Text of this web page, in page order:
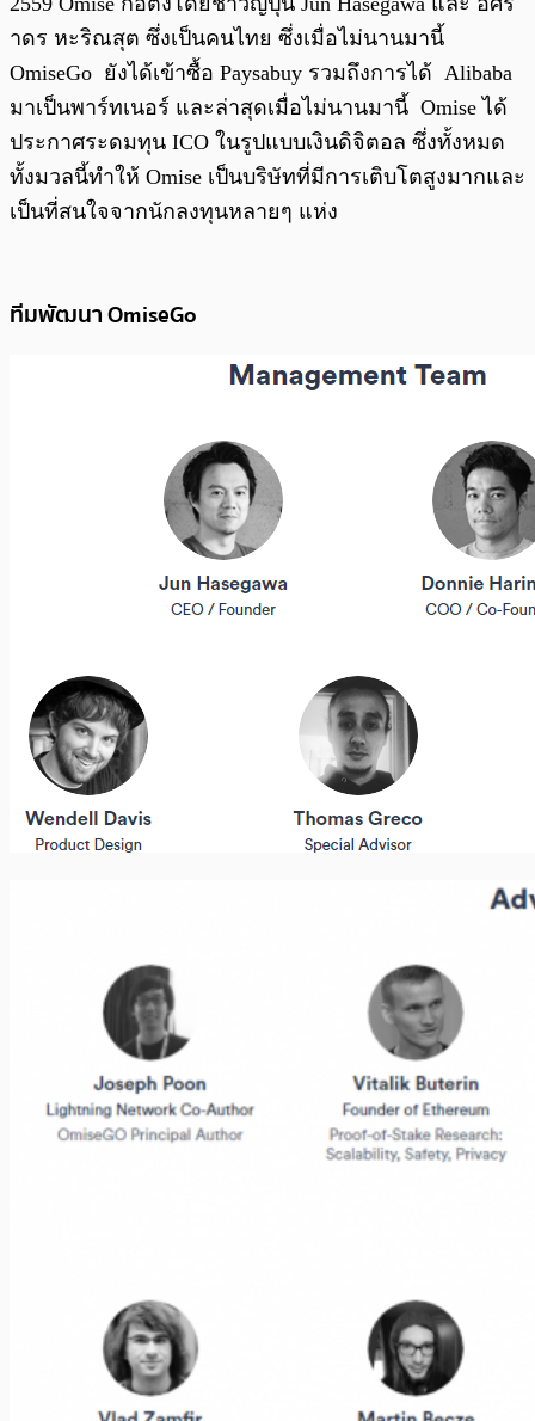
าดร หะริณสุต ซึ่งเป็นคนไทย ซึ่งเมื่อไม่นานมานี้
OmiseGo ยังได้เข้าซื้อ Paysabuy รวมถึงการได้ Alibaba
มาเป็นพาร์ทเนอร์ และล่าสุดเมื่อไม่นานมานี้ Omise ได้
ประกาศระดมทุน ICO ในรูปแบบเงินดิจิตอล ซึ่งทั้งหมด
ทั้งมวลนี้ทำให้ Omise เป็นบริษัทที่มีการเติบโตสูงมากและ
เป็นที่สนใจจากนักลงทุนหลายๆ แห่ง
ทีมพัฒนา OmiseGo